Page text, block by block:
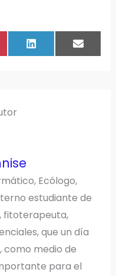
COMPARTIR
L
N
E
A
Ecólogo,
estudiante de
fitoterapeuta,
que un día
como medio de
para el